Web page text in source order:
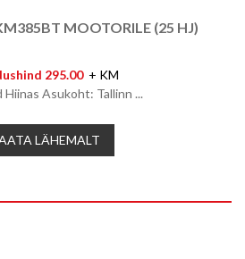
MOOTORILE (25 HJ)
295.00 + KM
Asukoht: Tallinn ...
LÄHEMALT